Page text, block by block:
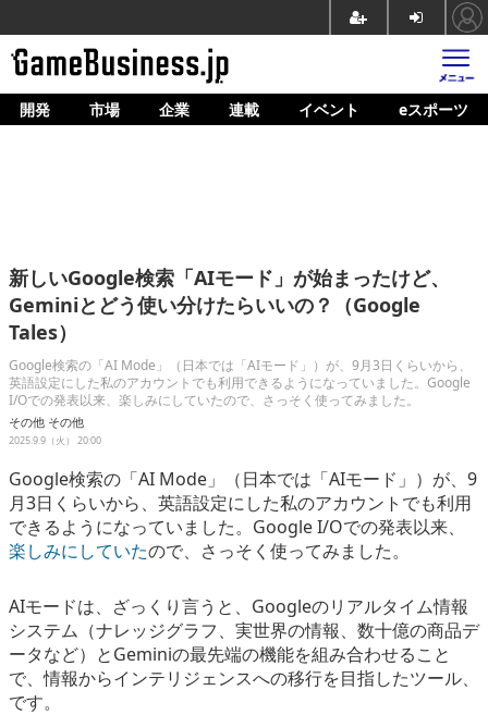
ホーム
企業動向
人材育成
産業政策
連載
eスポーツ
開発 市場 企業 連載 イベント eスポーツ
新しいGoogle検索「AIモード」が始まったけど、
Geminiとどう使い分けたらいいの？（Google
Tales）
Google検索の「AI Mode」（日本では「AIモード」）が、9月3日くらいから、
英語設定にした私のアカウントでも利用できるようになっていました。Google
I/Oでの発表以来、楽しみにしていたので、さっそく使ってみました。
その他 その他
2025.9.9（火） 20:00
Google検索の「AI Mode」（日本では「AIモード」）が、9
月3日くらいから、英語設定にした私のアカウントでも利用
できるようになっていました。Google I/Oでの発表以来、
楽しみにしていたので、さっそく使ってみました。
AIモードは、ざっくり言うと、Googleのリアルタイム情報
システム（ナレッジグラフ、実世界の情報、数十億の商品デ
ータなど）とGeminiの最先端の機能を組み合わせること
で、情報からインテリジェンスへの移行を目指したツール、
です。